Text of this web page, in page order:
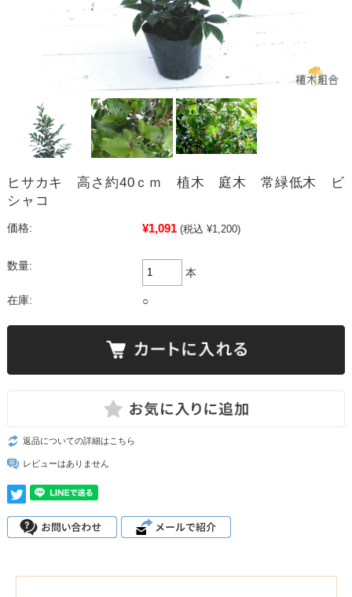
ヒサカキ 高さ約40ｃｍ 植木 庭木 常緑低木 ビ
シャコ
価格: ¥1,091 (税込 ¥1,200)
数量:
本
在庫: ○
返品についての詳細はこちら
レビューはありません